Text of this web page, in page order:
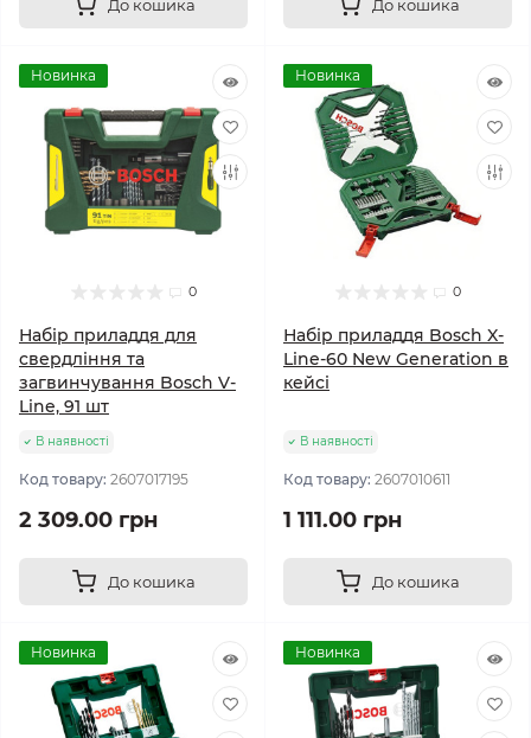
До кошика До кошика
Новинка
0
Набір приладдя для
свердління та
загвинчування Bosch V-
Line, 91 шт
В наявності
Код товару: 2607017195
2 309.00 грн
До кошика
Новинка
0
Набір приладдя Bosch X-
Line-60 New Generation в
кейсі
В наявності
Код товару: 2607010611
1 111.00 грн
До кошика
Новинка Новинка